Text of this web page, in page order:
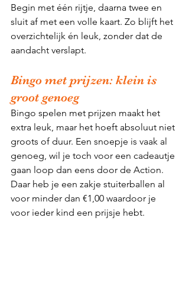
Begin met één rijtje, daarna twee en
sluit af met een volle kaart. Zo blijft het
overzichtelijk én leuk, zonder dat de
aandacht verslapt.
Bingo met prijzen: klein is
groot genoeg
Bingo spelen met prijzen maakt het
extra leuk, maar het hoeft absoluut niet
groots of duur. Een snoepje is vaak al
genoeg, wil je toch voor een cadeautje
gaan loop dan eens door de Action.
Daar heb je een zakje stuiterballen al
voor minder dan €1,00 waardoor je
voor ieder kind een prijsje hebt.